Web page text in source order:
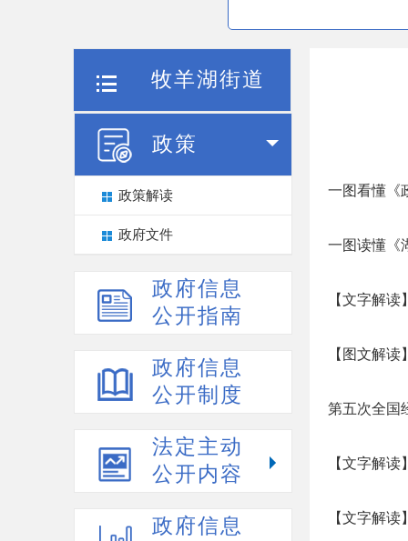
牧羊湖街道
政策
政策解读
政府文件
政府信息
公开指南
政府信息
公开制度
法定主动
公开内容
政府信息
一图看懂《
一图读懂《
【文字解
【图文解
第五次全国
【文字解
【文字解